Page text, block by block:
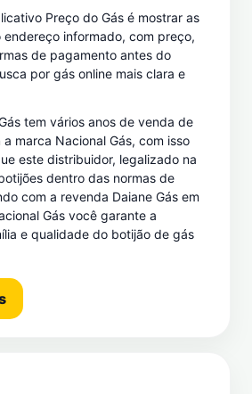
Preço do Gás é mostrar as
informado, com preço,
de pagamento antes do
por gás online mais clara e
tem vários anos de venda de
marca Nacional Gás, com isso
este distribuidor, legalizado na
dentro das normas de
com a revenda Daiane Gás em
Gás você garante a
e qualidade do botijão de gás